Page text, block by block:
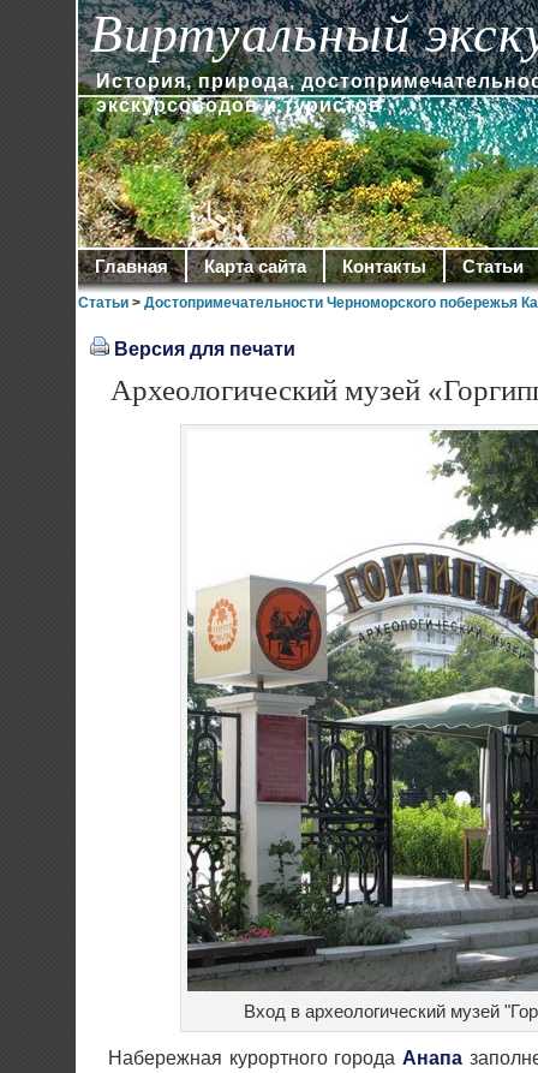
Виртуальный
История, природа,
экскурсоводов и туристов
Главная Карта сайта Контакты Статьи
Статьи > Достопримечательности Черноморского побережья
Версия для печати
Археологический музей
Вход в археологический музей
Набережная курортного города Анапа